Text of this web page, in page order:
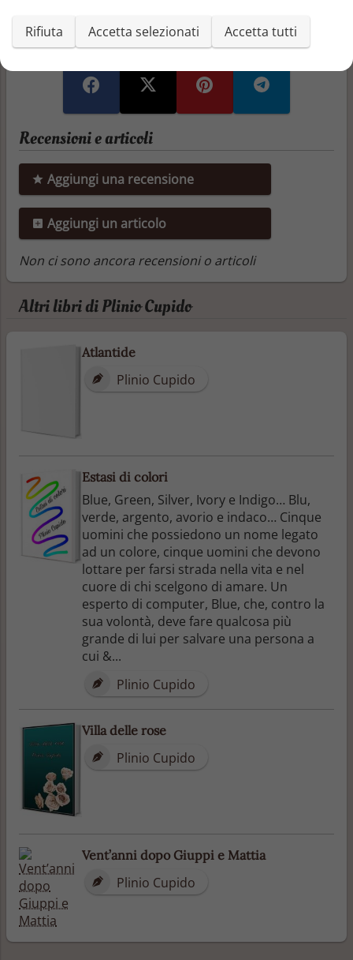
Condividi questo libro
Recensioni e articoli
Aggiungi una recensione
Aggiungi un articolo
Non ci sono ancora recensioni o articoli
Altri libri di Plinio Cupido
Atlantide
Plinio Cupido
Estasi di colori
Blue, Green, Silver, Ivory e Indigo… Blu,
verde, argento, avorio e indaco… Cinque
uomini che possiedono un nome legato
ad un colore, cinque uomini che devono
lottare per farsi strada nella vita e nel
cuore di chi scelgono di amare. Un
esperto di computer, Blue, che, contro la
sua volontà, deve fare qualcosa più
grande di lui per salvare una persona a
cui &...
Plinio Cupido
Villa delle rose
Plinio Cupido
Vent’anni dopo Giuppi e Mattia
Plinio Cupido
Rifiuta Accetta selezionati Accetta tutti